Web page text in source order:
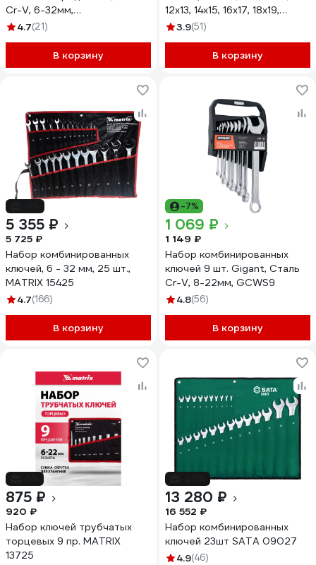
Cr-V, 6-32мм,
профессиональный, 06-05-
4.7(21)
В корзину
12x13, 14x15, 16x17, 18x19,
20x22, 21x23, 24x27, 25x28,
5122MP(57309)
3.9(51)
В корзину
5 355 ₽
5 725 ₽
Набор комбинированных
ключей, 6 - 32 мм, 25 шт.,
MATRIX 15425
4.7(166)
В корзину
-7%
1 069 ₽
1 149 ₽
Набор комбинированных
ключей 9 шт. Gigant, Сталь
Cr-V, 8-22мм, GCWS9
4.8(56)
В корзину
875 ₽
920 ₽
Набор ключей трубчатых
торцевых 9 пр. MATRIX
13725
13 280 ₽
16 552 ₽
Набор комбинированных
ключей 23шт SATA 09027
4.9(46)